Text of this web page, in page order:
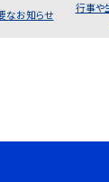
なお知らせ
行事や